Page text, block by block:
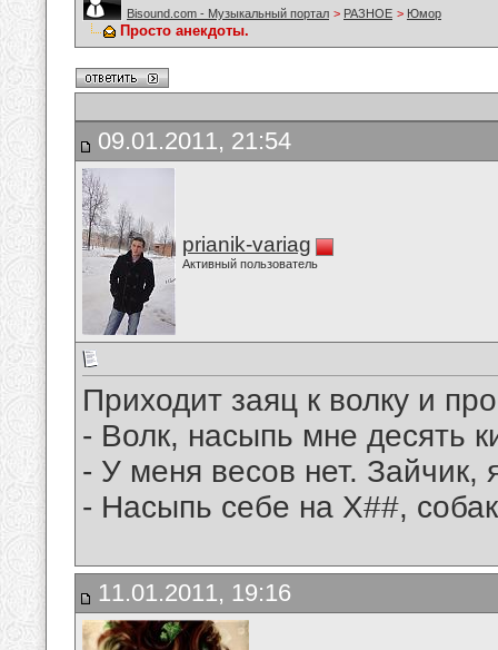
Bisound.com - Музыкальный портал > РАЗНОЕ > Юмор
Просто анекдоты.
09.01.2011, 21:54
prianik-variag
Активный пользователь
Приходит заяц к волку и
- Волк, насыпь мне десять
- У меня весов нет. Зайчик,
- Насыпь себе на Х##,
11.01.2011, 19:16